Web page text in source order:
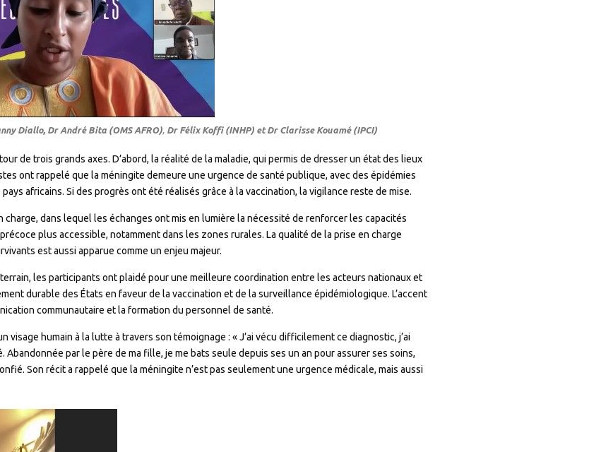
Diallo, Dr André Bita (OMS AFRO), Dr Félix Koffi (INHP) et Dr Clarisse Kouamé (IPCI)
de trois grands axes. D’abord, la réalité de la maladie, qui permis de dresser un état des lieux
ont rappelé que la méningite demeure une urgence de santé publique, avec des épidémies
africains. Si des progrès ont été réalisés grâce à la vaccination, la vigilance reste de mise.
charge, dans lequel les échanges ont mis en lumière la nécessité de renforcer les capacités
plus accessible, notamment dans les zones rurales. La qualité de la prise en charge
est aussi apparue comme un enjeu majeur.
les participants ont plaidé pour une meilleure coordination entre les acteurs nationaux et
durable des États en faveur de la vaccination et de la surveillance épidémiologique. L’accent
communautaire et la formation du personnel de santé.
visage humain à la lutte à travers son témoignage : « J’ai vécu difficilement ce diagnostic, j’ai
Abandonnée par le père de ma fille, je me bats seule depuis ses un an pour assurer ses soins,
Son récit a rappelé que la méningite n’est pas seulement une urgence médicale, mais aussi